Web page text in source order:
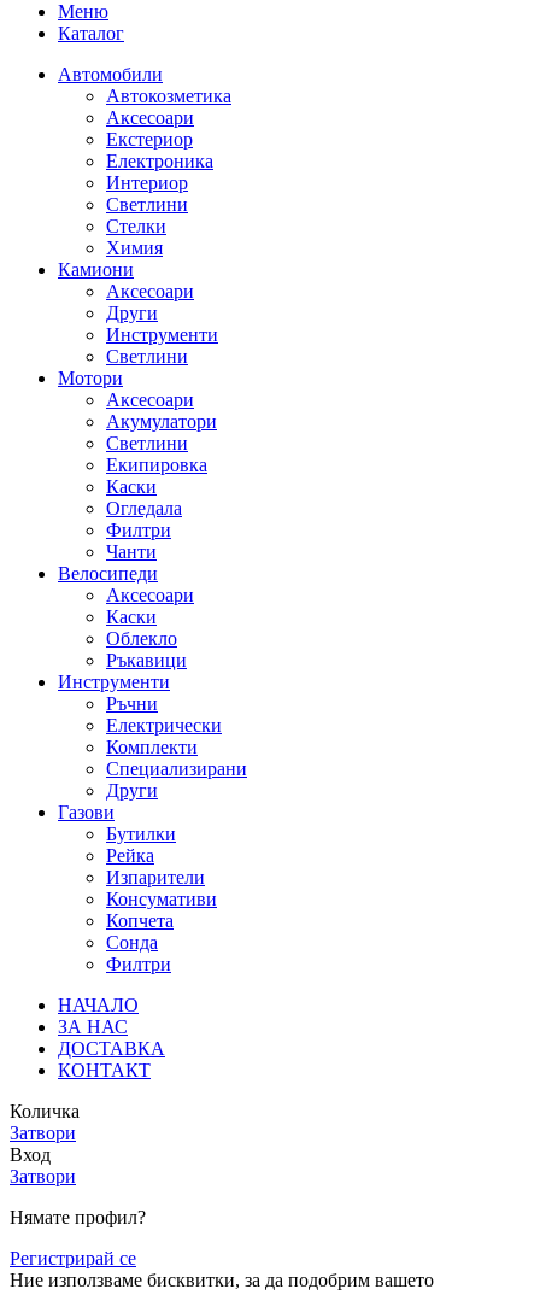
Меню
Каталог
Автомобили
Автокозметика
Аксесоари
Екстериор
Електроника
Интериор
Светлини
Стелки
Химия
Камиони
Аксесоари
Други
Инструменти
Светлини
Мотори
Аксесоари
Акумулатори
Светлини
Екипировка
Каски
Огледала
Филтри
Чанти
Велосипеди
Аксесоари
Каски
Облекло
Ръкавици
Инструменти
Ръчни
Електрически
Комплекти
Специализирани
Други
Газови
Бутилки
Рейка
Изпарители
Консумативи
Копчета
Сонда
Филтри
НАЧАЛО
ЗА НАС
ДОСТАВКА
КОНТАКТ
Количка
Затвори
Вход
Затвори
Нямате профил?
Регистрирай се
Ние използваме бисквитки, за да подобрим вашето